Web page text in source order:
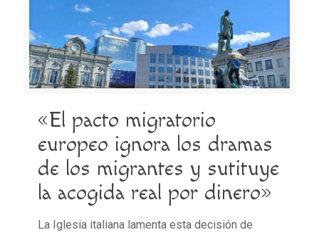
«El pacto migratorio
europeo ignora los dramas
de los migrantes y sutituye
la acogida real por dinero»
La Iglesia italiana lamenta esta decisión de